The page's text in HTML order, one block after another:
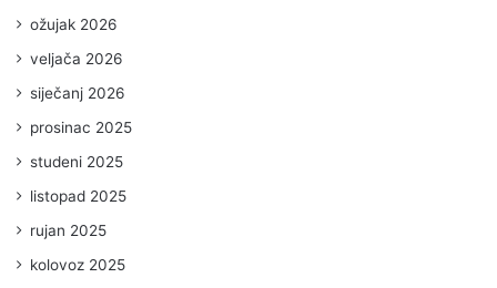
ožujak 2026
veljača 2026
siječanj 2026
prosinac 2025
studeni 2025
listopad 2025
rujan 2025
kolovoz 2025